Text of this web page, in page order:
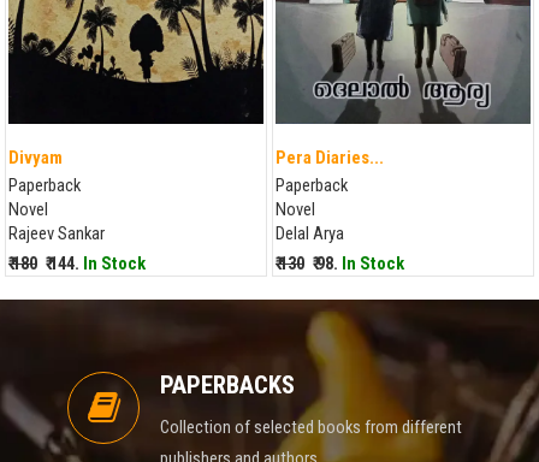
Divyam
Paperback
Novel
Rajeev Sankar
₹ 180 ₹ 144. In Stock
Pera Diaries...
Paperback
Novel
Delal Arya
₹ 130 ₹ 98. In Stock
PAPERBACKS
Collection of selected books from different